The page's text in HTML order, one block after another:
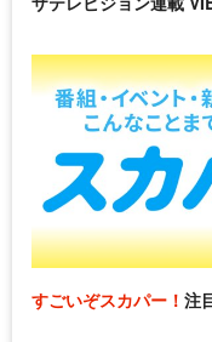
すごいぞスカパー！ 注